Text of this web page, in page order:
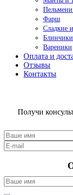
Фарш
Сладкие
Блинчики
Вареники
Оплата и
Отзывы
Контакты
Получи